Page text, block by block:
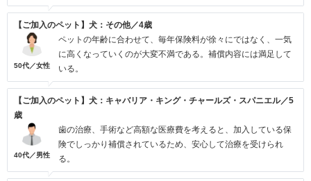
【ご加入のペット】犬：その他／4歳
50代／女性
ペットの年齢に合わせて、毎年保険料が徐々にではなく、一気
に高くなっていくのが大変不満である。補償内容には満足して
いる。
【ご加入のペット】犬：キャバリア・キング・チャールズ・スパニエル／5
歳
40代／男性
歯の治療、手術など高額な医療費を考えると、加入している保
険でしっかり補償されているため、安心して治療を受けられ
る。